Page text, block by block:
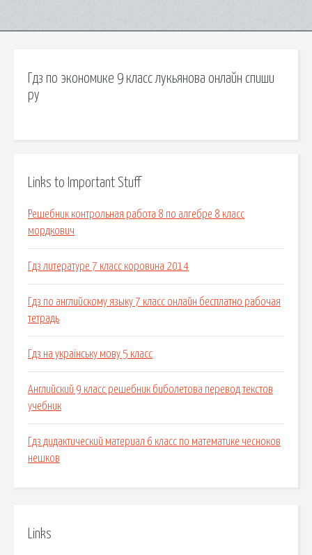
Гдз по экономике 9 класс лукьянова онлайн спиши
ру
Links to Important Stuff
Решебник контрольная работа 8 по алгебре 8 класс
мордкович
Гдз литературе 7 класс коровина 2014
Гдз по английскому языку 7 класс онлайн бесплатно рабочая
тетрадь
Гдз на українську мову 5 класс
Английский 9 класс решебник биболетова перевод текстов
учебник
Гдз дидактический материал 6 класс по математике чесноков
нешков
Links